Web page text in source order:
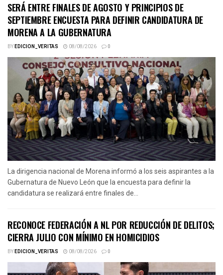
SERÁ ENTRE FINALES DE AGOSTO Y PRINCIPIOS DE
SEPTIEMBRE ENCUESTA PARA DEFINIR CANDIDATURA DE
MORENA A LA GUBERNATURA
BYEDICION_VERITAS 08/08/2026 0
La dirigencia nacional de Morena informó a los seis aspirantes a la
Gubernatura de Nuevo León que la encuesta para definir la
candidatura se realizará entre finales de...
RECONOCE FEDERACIÓN A NL POR REDUCCIÓN DE DELITOS;
CIERRA JULIO CON MÍNIMO EN HOMICIDIOS
BYEDICION_VERITAS 08/08/2026 0